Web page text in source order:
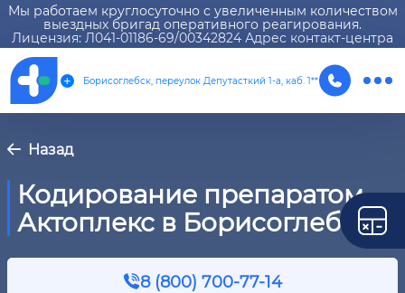
Мы работаем круглосуточно с увеличенным количеством
выездных бригад оперативного реагирования.
Лицензия: Л041-01186-69/00342824 Адрес контакт-центра
Борисоглебск, переулок Депутасткий 1-а, каб. 1**
Назад
Кодирование препаратом
Актоплекс в Борисоглебске
8 (800) 700-77-14